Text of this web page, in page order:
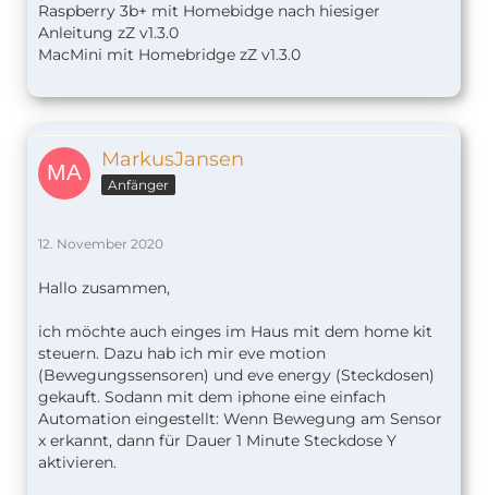
Raspberry 3b+ mit Homebidge nach hiesiger
Anleitung zZ v1.3.0
MacMini mit Homebridge zZ v1.3.0
MarkusJansen
Anfänger
12. November 2020
Hallo zusammen,
ich möchte auch einges im Haus mit dem home kit
steuern. Dazu hab ich mir eve motion
(Bewegungssensoren) und eve energy (Steckdosen)
gekauft. Sodann mit dem iphone eine einfach
Automation eingestellt: Wenn Bewegung am Sensor
x erkannt, dann für Dauer 1 Minute Steckdose Y
aktivieren.